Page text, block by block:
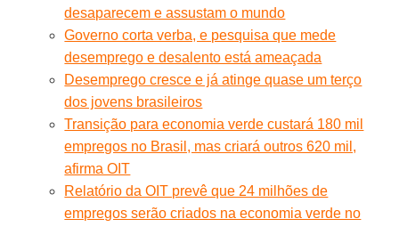
desaparecem e assustam o mundo
Governo corta verba, e pesquisa que mede
desemprego e desalento está ameaçada
Desemprego cresce e já atinge quase um terço
dos jovens brasileiros
Transição para economia verde custará 180 mil
empregos no Brasil, mas criará outros 620 mil,
afirma OIT
Relatório da OIT prevê que 24 milhões de
empregos serão criados na economia verde no